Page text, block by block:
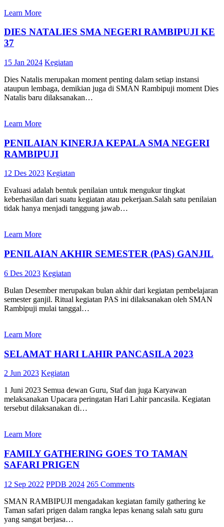
Learn More
DIES NATALIES SMA NEGERI RAMBIPUJI KE
37
15 Jan 2024 Kegiatan
Dies Natalis merupakan moment penting dalam setiap instansi
ataupun lembaga, demikian juga di SMAN Rambipuji moment Dies
Natalis baru dilaksanakan…
Learn More
PENILAIAN KINERJA KEPALA SMA NEGERI
RAMBIPUJI
12 Des 2023 Kegiatan
Evaluasi adalah bentuk penilaian untuk mengukur tingkat
keberhasilan dari suatu kegiatan atau pekerjaan.Salah satu penilaian
tidak hanya menjadi tanggung jawab…
Learn More
PENILAIAN AKHIR SEMESTER (PAS) GANJIL
6 Des 2023 Kegiatan
Bulan Desember merupakan bulan akhir dari kegiatan pembelajaran
semester ganjil. Ritual kegiatan PAS ini dilaksanakan oleh SMAN
Rambipuji mulai tanggal…
Learn More
SELAMAT HARI LAHIR PANCASILA 2023
2 Jun 2023 Kegiatan
1 Juni 2023 Semua dewan Guru, Staf dan juga Karyawan
melaksanakan Upacara peringatan Hari Lahir pancasila. Kegiatan
tersebut dilaksanakan di…
Learn More
FAMILY GATHERING GOES TO TAMAN
SAFARI PRIGEN
12 Sep 2022 PPDB 2024 265 Comments
SMAN RAMBIPUJI mengadakan kegiatan family gathering ke
Taman safari prigen dalam rangka lepas kenang salah satu guru
yang sangat berjasa…